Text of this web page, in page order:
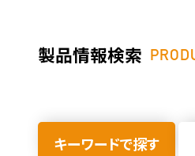
製品情報検索
キーワードで探す